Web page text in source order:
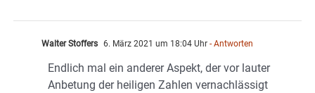
Walter Stoffers 6. März 2021 um 18:04 Uhr - Antworten
Endlich mal ein anderer Aspekt, der vor lauter
Anbetung der heiligen Zahlen vernachlässigt